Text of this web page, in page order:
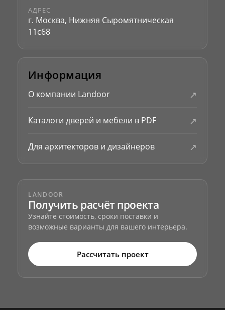
АДРЕС
г. Москва, Нижняя Сыромятническая
11с68
Информация
О компании Landoor ↗
Каталоги дверей и мебели в PDF ↗
Для архитекторов и дизайнеров ↗
LANDOOR
Получить расчёт проекта
Узнайте стоимость, сроки поставки и
возможные варианты для вашего интерьера.
Рассчитать проект